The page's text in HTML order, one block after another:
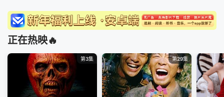
正在热映🔥
第3集 第29集